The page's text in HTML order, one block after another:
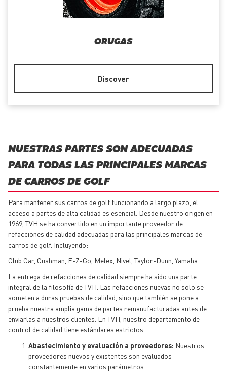
ORUGAS
Discover
NUESTRAS PARTES SON ADECUADAS
PARA TODAS LAS PRINCIPALES MARCAS
DE CARROS DE GOLF
Para mantener sus carros de golf funcionando a largo plazo, el
acceso a partes de alta calidad es esencial. Desde nuestro origen en
1969, TVH se ha convertido en un importante proveedor de
refacciones de calidad adecuadas para las principales marcas de
carros de golf. Incluyendo:
Club Car, Cushman, E-Z-Go, Melex, Nivel, Taylor-Dunn, Yamaha
La entrega de refacciones de calidad siempre ha sido una parte
integral de la filosofía de TVH. Las refacciones nuevas no solo se
someten a duras pruebas de calidad, sino que también se pone a
prueba nuestra amplia gama de partes remanufacturadas antes de
enviarlas a nuestros clientes. En TVH, nuestro departamento de
control de calidad tiene estándares estrictos:
Abastecimiento y evaluación a proveedores: Nuestros
proveedores nuevos y existentes son evaluados
constantemente en varios parámetros.